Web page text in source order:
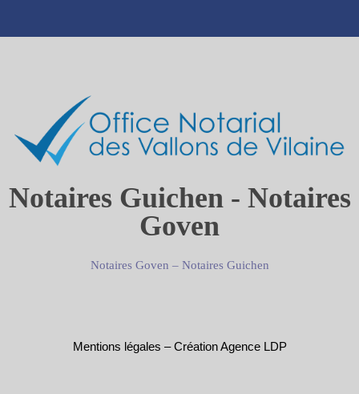
Notaires Guichen - Notaires
Goven
Notaires Goven – Notaires Guichen
Mentions légales –Création Agence LDP